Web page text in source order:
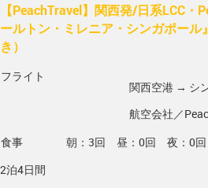
【PeachTravel】関西発/日系LCC
ールトン・ミレニア・シンガポー
き）
フライト
関西空港 → シ
航空会社／
食事
朝：3回 昼：0回 夜：0
2泊4日間